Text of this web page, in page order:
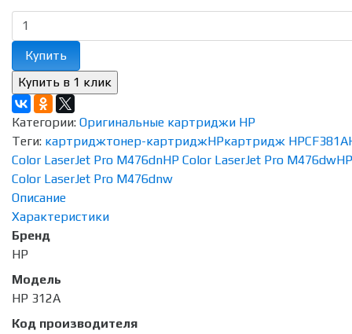
Купить
Категории: Оригинальные картриджи HP
Теги: картриджтонер-картриджHPкартридж HPCF381A
Color LaserJet Pro M476dnHP Color LaserJet Pro M476dwHP
Color LaserJet Pro M476dnw
Описание
Характеристики
Бренд
HP
Модель
HP 312A
Код производителя